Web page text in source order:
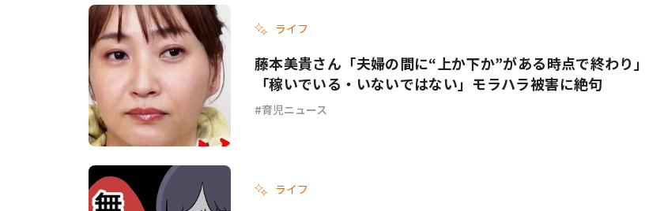
#ワンオペ育児 #コミックエッセイ
#渡邊大地の令和的ワーパパ道 #ベビーニュース
ライフ
藤本美貴さん「夫婦の間に“上か下か”がある時点で終わり」
「稼いでいる・いないではない」モラハラ被害に絶句
育児ニュース
ライフ